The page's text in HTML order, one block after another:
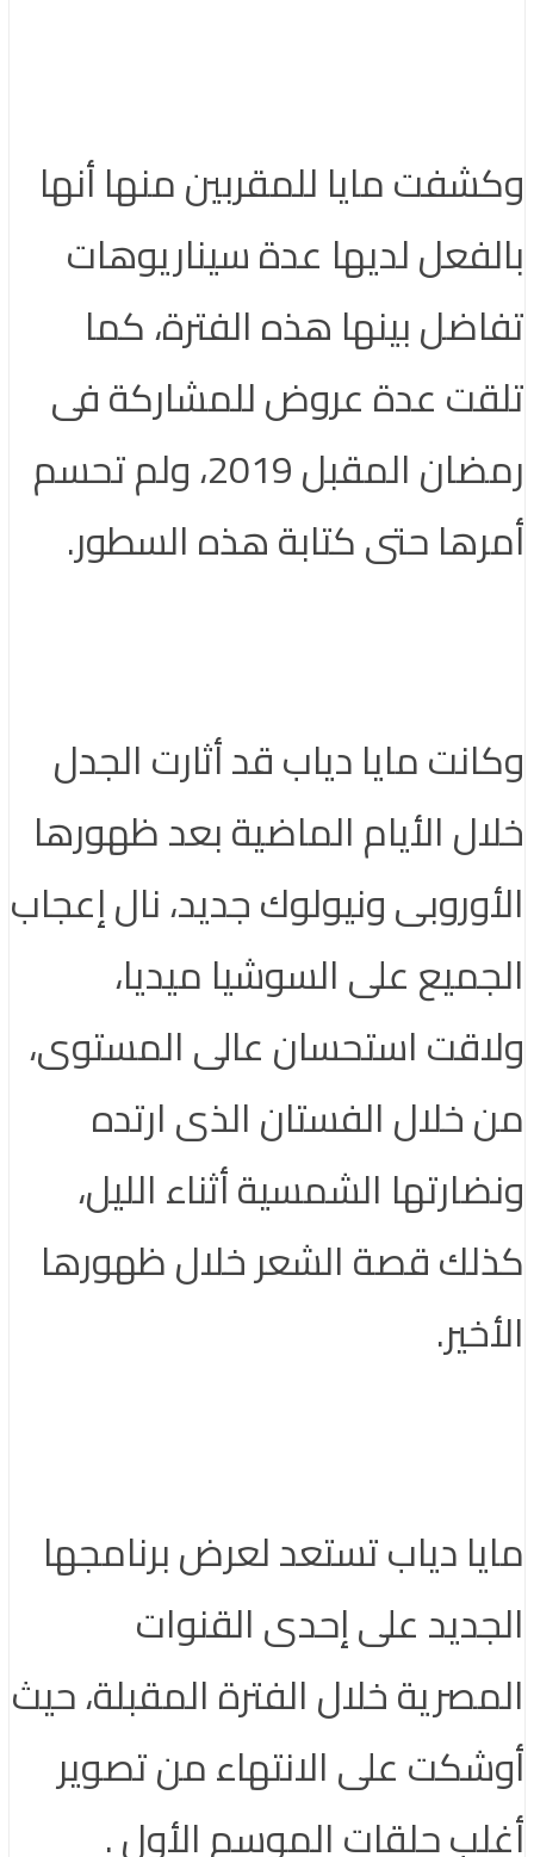
مايا للمقربين منها أنها
لديها عدة سيناريوهات
بينها هذه الفترة، كما
عدة عروض للمشاركة فى
رمضان المقبل 2019، ولم تحسم
حتى كتابة هذه السطور.
مايا دياب قد أثارت الجدل
الأيام الماضية بعد ظهورها
ونيولوك جديد، نال إعجاب
على السوشيا ميديا،
استحسان عالى المستوى،
خلال الفستان الذى ارتده
الشمسية أثناء الليل،
قصة الشعر خلال ظهورها
دياب تستعد لعرض برنامجها
على إحدى القنوات
خلال الفترة المقبلة، حيث
على الانتهاء من تصوير
حلقات الموسم الأول .